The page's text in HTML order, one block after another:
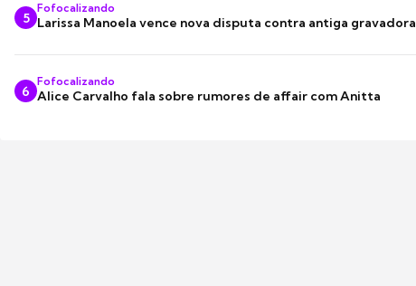
5
Fofocalizando
Larissa Manoela vence nova disputa contra antiga gravadora
6
Fofocalizando
Alice Carvalho fala sobre rumores de affair com Anitta